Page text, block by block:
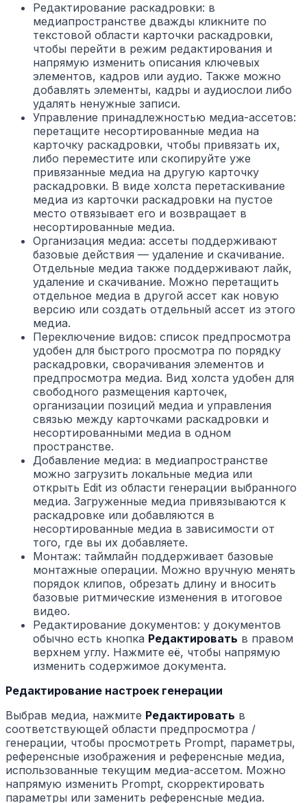
Редактирование раскадровки: в
медиапространстве дважды кликните по
текстовой области карточки раскадровки,
чтобы перейти в режим редактирования и
напрямую изменить описания ключевых
элементов, кадров или аудио. Также можно
добавлять элементы, кадры и аудиослои либо
удалять ненужные записи.
Управление принадлежностью медиа-ассетов:
перетащите несортированные медиа на
карточку раскадровки, чтобы привязать их,
либо переместите или скопируйте уже
привязанные медиа на другую карточку
раскадровки. В виде холста перетаскивание
медиа из карточки раскадровки на пустое
место отвязывает его и возвращает в
несортированные медиа.
Организация медиа: ассеты поддерживают
базовые действия — удаление и скачивание.
Отдельные медиа также поддерживают лайк,
удаление и скачивание. Можно перетащить
отдельное медиа в другой ассет как новую
версию или создать отдельный ассет из этого
медиа.
Переключение видов: список предпросмотра
удобен для быстрого просмотра по порядку
раскадровки, сворачивания элементов и
предпросмотра медиа. Вид холста удобен для
свободного размещения карточек,
организации позиций медиа и управления
связью между карточками раскадровки и
несортированными медиа в одном
пространстве.
Добавление медиа: в медиапространстве
можно загрузить локальные медиа или
открыть Edit из области генерации выбранного
медиа. Загруженные медиа привязываются к
раскадровке или добавляются в
несортированные медиа в зависимости от
того, где вы их добавляете.
Монтаж: таймлайн поддерживает базовые
монтажные операции. Можно вручную менять
порядок клипов, обрезать длину и вносить
базовые ритмические изменения в итоговое
видео.
Редактирование документов: у документов
обычно есть кнопка Редактировать в правом
верхнем углу. Нажмите её, чтобы напрямую
изменить содержимое документа.
Редактирование настроек генерации
Выбрав медиа, нажмите Редактировать в
соответствующей области предпросмотра /
генерации, чтобы просмотреть Prompt, параметры,
референсные изображения и референсные медиа,
использованные текущим медиа-ассетом. Можно
напрямую изменить Prompt, скорректировать
параметры или заменить референсные медиа.